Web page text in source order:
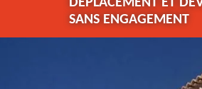
DÉPLACEMENT ET
SANS ENGAGEMENT